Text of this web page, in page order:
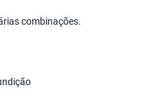
combinações.